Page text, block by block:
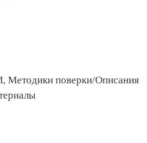
Методики поверки/Описания